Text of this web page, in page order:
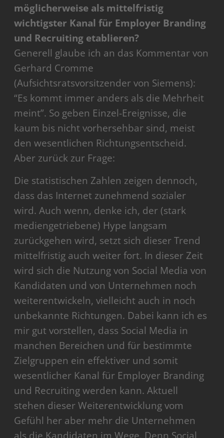
möglicherweise als mittelfristig
wichtigster Kanal für Employer Branding
und Recruiting etablieren?
Generell glaube ich an das Kommentar von
Gerhard Cromme
(Aufsichtsratsvorsitzender von Siemens):
“Es kommt immer anders als die Mehrheit
meint”. So geben Einzel-Ereignisse, die
kaum bis nicht vorhersehbar sind, meist
den wesentlichen Richtungsentscheid.
Aber zurück zur Frage:
Die statistischen Zahlen zeigen dennoch,
dass das Internet zunehmend sozialer
wird. Auch wenn, denke ich, der (stark
mediengetriebene) Hype langsam
zurückgehen wird, setzt sich dieser Trend
mittelfristig auch weiter fort. In dieser Zeit
wird sich die Nutzung von Social Media von
Kandidaten und von Unternehmen noch
weiterentwickeln, vielleicht auch in noch
unbekannte Richtungen. Dabei kann ich es
mir gut vorstellen, dass Social Media in
manchen Bereichen und für bestimmte
Zielgruppen ein effektiver und somit
wesentlicher Kanal für Employer Branding
und Recruiting werden kann. Aktuell
stehen dieser Weiterentwicklung vom
Gefühl her aber mehr die Unternehmen
als die Kandidaten im Wege. Denn Social